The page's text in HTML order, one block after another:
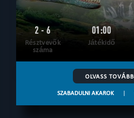
2 - 6
Résztvevők
száma
01:00
Játékidő
OLVASS TOVÁBB
SZABADULNI AKAROK |